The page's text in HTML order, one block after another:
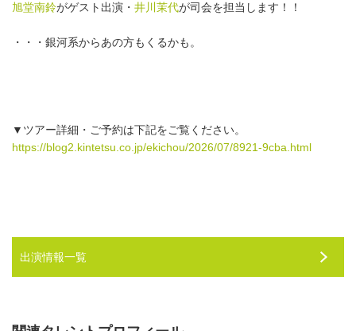
旭堂南鈴がゲスト出演・ 井川茉代が司会を担当します！！
・・・銀河系からあの方もくるかも。
▼ツアー詳細・ご予約は下記をご覧ください。
https://blog2.kintetsu.co.jp/ekichou/2026/07/8921-9cba.html
出演情報一覧